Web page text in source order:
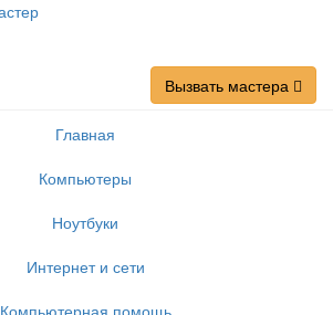
Вызвать мастера
Главная
Компьютеры
Ноутбуки
Интернет и сети
Компьютерная помощь